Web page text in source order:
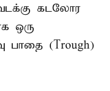
கடலோர
ஒரு
பாதை (Trough)